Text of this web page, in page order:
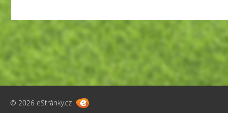
© 2026 eStránky.cz